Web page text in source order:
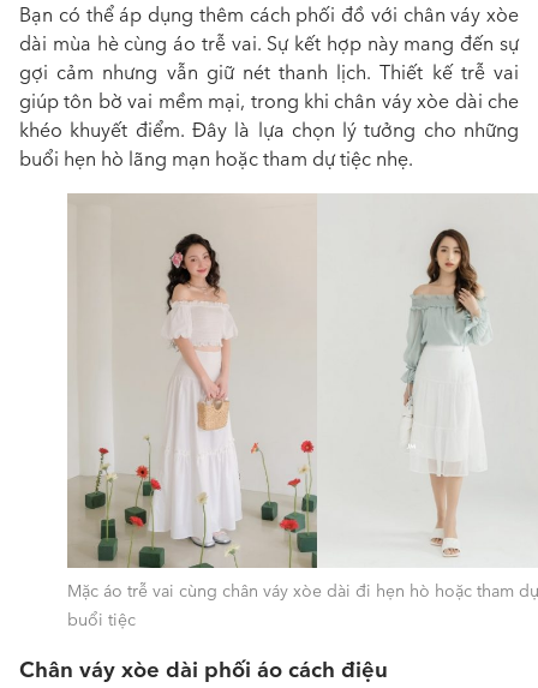
Bạn có thể áp dụng thêm cách phối đồ với chân váy xòe
dài mùa hè cùng áo trễ vai. Sự kết hợp này mang đến sự
gợi cảm nhưng vẫn giữ nét thanh lịch. Thiết kế trễ vai
giúp tôn bờ vai mềm mại, trong khi chân váy xòe dài che
khéo khuyết điểm. Đây là lựa chọn lý tưởng cho những
buổi hẹn hò lãng mạn hoặc tham dự tiệc nhẹ.
Mặc áo trễ vai cùng chân váy xòe dài đi hẹn hò hoặc tham dự
buổi tiệc
Chân váy xòe dài phối áo cách điệu